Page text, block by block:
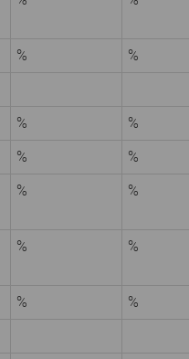
% %
%
%
%
%
% %
% %
% %